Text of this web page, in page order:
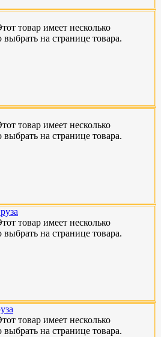
товар имеет несколько
на странице товара.
товар имеет несколько
на странице товара.
товар имеет несколько
на странице товара.
товар имеет несколько
на странице товара.